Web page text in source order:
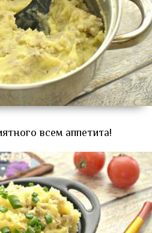
всем аппетита!